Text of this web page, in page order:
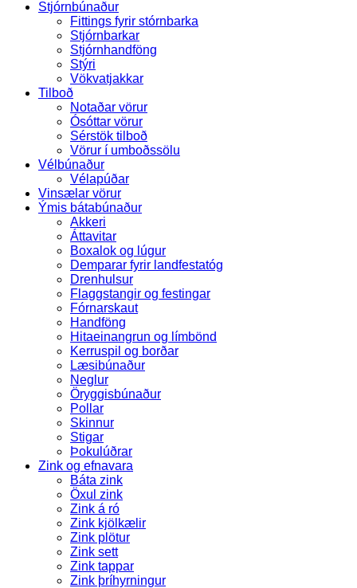
Stjórnbúnaður
Fittings fyrir stórnbarka
Stjórnbarkar
Stjórnhandföng
Stýri
Vökvatjakkar
Tilboð
Notaðar vörur
Ósóttar vörur
Sérstök tilboð
Vörur í umboðssölu
Vélbúnaður
Vélapúðar
Vinsælar vörur
Ýmis bátabúnaður
Akkeri
Áttavitar
Boxalok og lúgur
Demparar fyrir landfestatóg
Drenhulsur
Flaggstangir og festingar
Fórnarskaut
Handföng
Hitaeinangrun og límbönd
Kerruspil og borðar
Læsibúnaður
Neglur
Öryggisbúnaður
Pollar
Skinnur
Stigar
Þokulúðrar
Zink og efnavara
Báta zink
Öxul zink
Zink á ró
Zink kjölkælir
Zink plötur
Zink sett
Zink tappar
Zink þríhyrningur